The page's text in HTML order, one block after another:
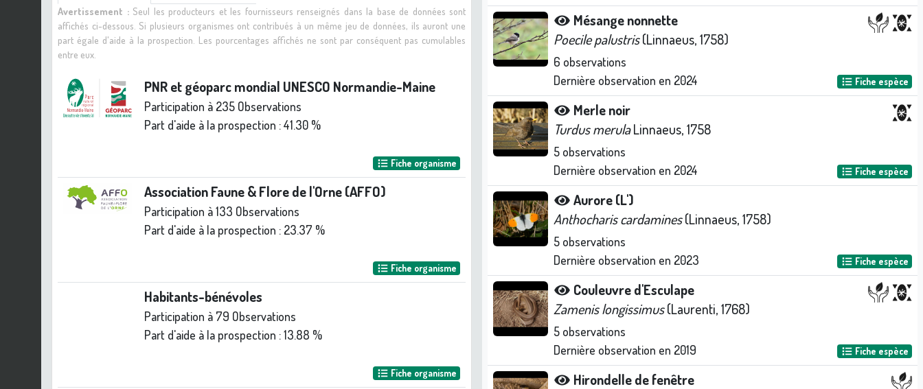
Avertissement :Seul les producteurs et les fournisseurs renseignés dans la base de données sont
affichés ci-dessous. Si plusieurs organismes ont contribués à un même jeu de données, ils auront une
part égale d'aide à la prospection. Les pourcentages affichés ne sont par conséquent pas cumulables
entre eux.
PNR et géoparc mondial UNESCO Normandie-Maine
Participation à 235 Observations
Part d'aide à la prospection :41.30 %
Fiche organisme
Association Faune & Flore de l'Orne (AFFO)
Participation à 133 Observations
Part d'aide à la prospection : 23.37 %
Fiche organisme
Habitants-bénévoles
Participation à 79 Observations
Part d'aide à la prospection :13.88 %
Fiche organisme
Mésange nonnette
Poecile palustris(Linnaeus, 1758)
6 observations
Dernière observation en 2024 Fiche espèce
Merle noir
Turdus merulaLinnaeus, 1758
5 observations
Dernière observation en 2024 Fiche espèce
Aurore (L')
Anthocharis cardamines(Linnaeus, 1758)
5 observations
Dernière observation en 2023 Fiche espèce
Couleuvre d'Esculape
Zamenis longissimus(Laurenti, 1768)
5 observations
Dernière observation en 2019 Fiche espèce
Hirondelle de fenêtre